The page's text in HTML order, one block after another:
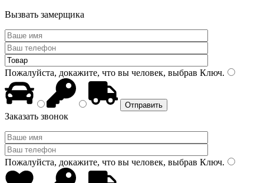
Вызвать замерщика
Пожалуйста, докажите, что вы человек, выбрав Ключ.
Заказать звонок
Пожалуйста, докажите, что вы человек, выбрав Ключ.